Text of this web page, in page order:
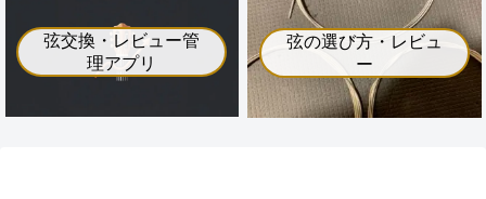
弦交換・レビュー管
理アプリ
弦の選び方・レビュ
ー